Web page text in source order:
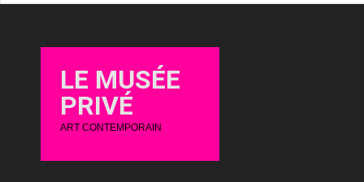
LE MUSÉE
PRIVÉ
ART CONTEMPORAIN